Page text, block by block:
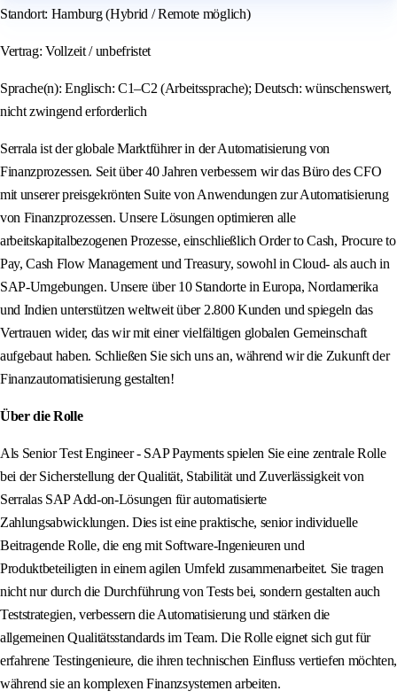
Standort: Hamburg (Hybrid / Remote möglich)
Vertrag: Vollzeit / unbefristet
Sprache(n): Englisch: C1–C2 (Arbeitssprache); Deutsch: wünschenswert,
nicht zwingend erforderlich
Serrala ist der globale Marktführer in der Automatisierung von
Finanzprozessen. Seit über 40 Jahren verbessern wir das Büro des CFO
mit unserer preisgekrönten Suite von Anwendungen zur Automatisierung
von Finanzprozessen. Unsere Lösungen optimieren alle
arbeitskapitalbezogenen Prozesse, einschließlich Order to Cash, Procure to
Pay, Cash Flow Management und Treasury, sowohl in Cloud- als auch in
SAP-Umgebungen. Unsere über 10 Standorte in Europa, Nordamerika
und Indien unterstützen weltweit über 2.800 Kunden und spiegeln das
Vertrauen wider, das wir mit einer vielfältigen globalen Gemeinschaft
aufgebaut haben. Schließen Sie sich uns an, während wir die Zukunft der
Finanzautomatisierung gestalten!
Über die Rolle
Als Senior Test Engineer - SAP Payments spielen Sie eine zentrale Rolle
bei der Sicherstellung der Qualität, Stabilität und Zuverlässigkeit von
Serralas SAP Add-on-Lösungen für automatisierte
Zahlungsabwicklungen. Dies ist eine praktische, senior individuelle
Beitragende Rolle, die eng mit Software-Ingenieuren und
Produktbeteiligten in einem agilen Umfeld zusammenarbeitet. Sie tragen
nicht nur durch die Durchführung von Tests bei, sondern gestalten auch
Teststrategien, verbessern die Automatisierung und stärken die
allgemeinen Qualitätsstandards im Team. Die Rolle eignet sich gut für
erfahrene Testingenieure, die ihren technischen Einfluss vertiefen möchten,
während sie an komplexen Finanzsystemen arbeiten.